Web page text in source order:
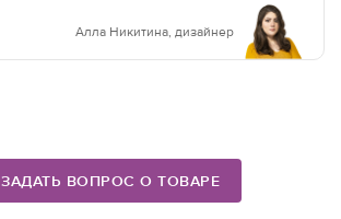
Алла Никитина, дизайнер
ЗАДАТЬ ВОПРОС О ТОВАРЕ